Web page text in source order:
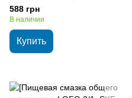
смазка LGNL 2/0.4 SKF
(Швеция)
588 грн
В наличии
Купить